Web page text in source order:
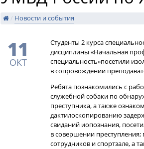
/ Новости и события
11
ОКТ
​Студенты 2 курса
дисциплины «Начальная
специальность»посетили
в сопровождении
Ребята познакомились с
служебной собаки по
преступника, а также
дактилоскопированию
свиданий иопознания,
в совершении преступления;
сотрудников и спортзале, а